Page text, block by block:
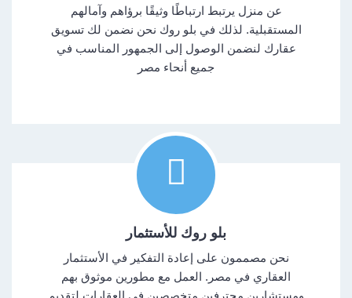
عن منزل يرتبط ارتباطًا وثيقًا برؤاهم وآمالهم
المستقبلية. لذلك في بلو روك نحن نضمن لك تسويق
عقارك لنضمن الوصول إلى الجمهور المناسب في
جميع أنحاء مصر
بلو روك للأستثمار
نحن مصممون على إعادة التفكير في الأستثمار
العقاري في مصر. العمل مع مطورين موثوق بهم